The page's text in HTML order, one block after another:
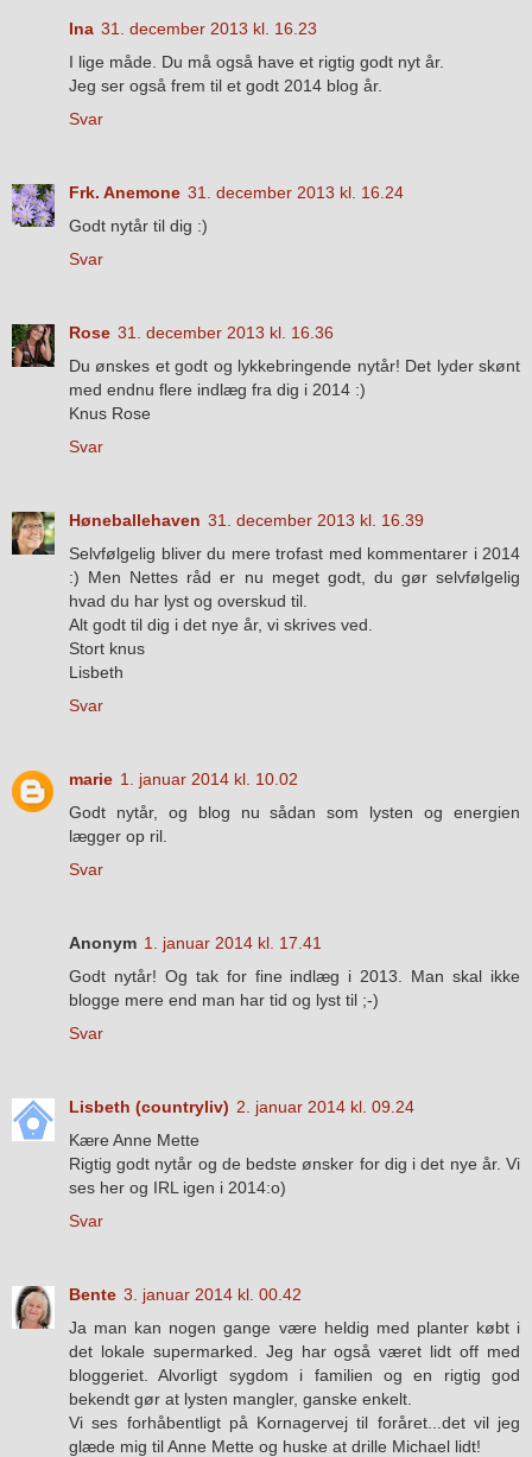
Ina 31. december 2013 kl. 16.23
I lige måde. Du må også have et rigtig godt nyt år.
Jeg ser også frem til et godt 2014 blog år.
Svar
Frk. Anemone 31. december 2013 kl. 16.24
Godt nytår til dig :)
Svar
Rose 31. december 2013 kl. 16.36
Du ønskes et godt og lykkebringende nytår! Det lyder skønt
med endnu flere indlæg fra dig i 2014 :)
Knus Rose
Svar
Høneballehaven 31. december 2013 kl. 16.39
Selvfølgelig bliver du mere trofast med kommentarer i 2014
:) Men Nettes råd er nu meget godt, du gør selvfølgelig
hvad du har lyst og overskud til.
Alt godt til dig i det nye år, vi skrives ved.
Stort knus
Lisbeth
Svar
marie 1. januar 2014 kl. 10.02
Godt nytår, og blog nu sådan som lysten og energien
lægger op ril.
Svar
Anonym 1. januar 2014 kl. 17.41
Godt nytår! Og tak for fine indlæg i 2013. Man skal ikke
blogge mere end man har tid og lyst til ;-)
Svar
Lisbeth (countryliv) 2. januar 2014 kl. 09.24
Kære Anne Mette
Rigtig godt nytår og de bedste ønsker for dig i det nye år. Vi
ses her og IRL igen i 2014:o)
Svar
Bente 3. januar 2014 kl. 00.42
Ja man kan nogen gange være heldig med planter købt i
det lokale supermarked. Jeg har også været lidt off med
bloggeriet. Alvorligt sygdom i familien og en rigtig god
bekendt gør at lysten mangler, ganske enkelt.
Vi ses forhåbentligt på Kornagervej til foråret...det vil jeg
glæde mig til Anne Mette og huske at drille Michael lidt!